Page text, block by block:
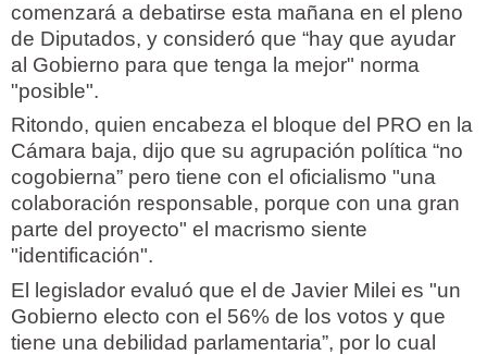
comenzará a debatirse esta mañana en el pleno
de Diputados, y consideró que “hay que ayudar
al Gobierno para que tenga la mejor" norma
"posible".
Ritondo, quien encabeza el bloque del PRO en la
Cámara baja, dijo que su agrupación política “no
cogobierna” pero tiene con el oficialismo "una
colaboración responsable, porque con una gran
parte del proyecto" el macrismo siente
"identificación".
El legislador evaluó que el de Javier Milei es "un
Gobierno electo con el 56% de los votos y que
tiene una debilidad parlamentaria”, por lo cual